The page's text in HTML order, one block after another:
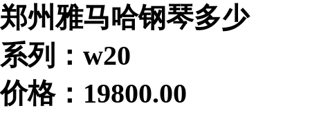
郑州雅马哈钢琴多少
系列：w20
价格：19800.00